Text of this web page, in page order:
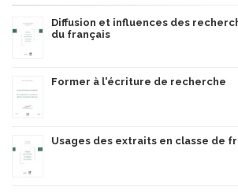
Diffusion et influences des
du français
Former à l'écriture de recherche
Usages des extraits en classe de